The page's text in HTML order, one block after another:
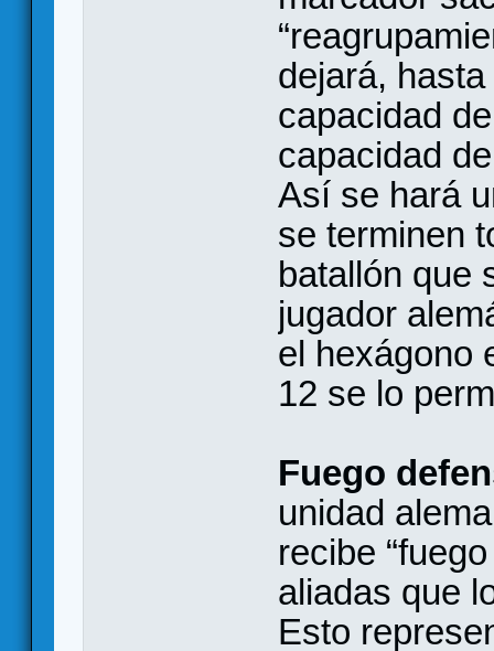
dejará,
capacidad
capacidad
Así se hará
se terminen
batallón que
jugador
el hexágono
12 se lo
Fuego
unidad
recibe
aliadas que
Esto